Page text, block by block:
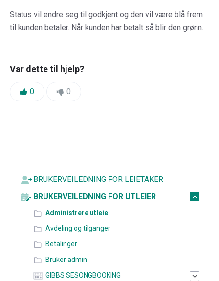
Status vil endre seg til godkjent og den vil være blå frem
til kunden betaler. Når kunden har betalt så blir den grønn.
Var dette til hjelp?
Likes:
0 Dislikes:
0
BRUKERVEILEDNING FOR LEIETAKER
BRUKERVEILEDNING FOR UTLEIER
Administrere utleie
Avdeling og tilganger
Betalinger
Bruker admin
GIBBS SESONGBOOKING